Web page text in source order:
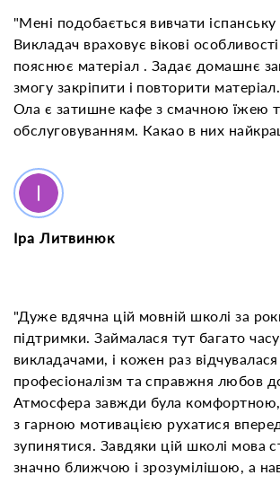
"Мені подобається вивчати
Викладач враховує вікові
пояснює матеріал . Задає домашнє
змогу закріпити і повторити
Ола є затишне кафе з смачною їжею
обслуговуванням. Какао в них
Іра Литвинюк
"Дуже вдячна цій мовній школі за
підтримки. Займалася тут багато
викладачами, і кожен раз
професіоналізм та справжня любов
Атмосфера завжди була комфортною,
з гарною мотивацією рухатися
зупинятися. Завдяки цій школі мова
значно ближчою і зрозумілішою, а